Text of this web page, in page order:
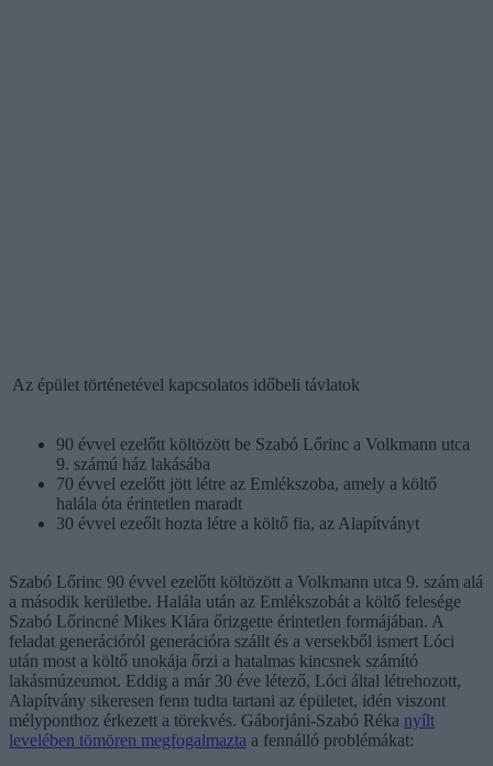
Az épület történetével kapcsolatos időbeli távlatok
90 évvel ezelőtt költözött be Szabó Lőrinc a Volkmann utca
9. számú ház lakásába
70 évvel ezelőtt jött létre az Emlékszoba, amely a költő
halála óta érintetlen maradt
30 évvel ezeőlt hozta létre a költő fia, az Alapítványt
Szabó Lőrinc 90 évvel ezelőtt költözött a Volkmann utca 9. szám alá
a második kerületbe. Halála után az Emlékszobát a költő felesége
Szabó Lőrincné Mikes Klára őrizgette érintetlen formájában. A
feladat generációról generációra szállt és a versekből ismert Lóci
után most a költő unokája őrzi a hatalmas kincsnek számító
lakásmúzeumot. Eddig a már 30 éve létező, Lóci által létrehozott,
Alapítvány sikeresen fenn tudta tartani az épületet, idén viszont
mélyponthoz érkezett a törekvés. Gáborjáni-Szabó Réka nyílt
levelében tömören megfogalmazta a fennálló problémákat: